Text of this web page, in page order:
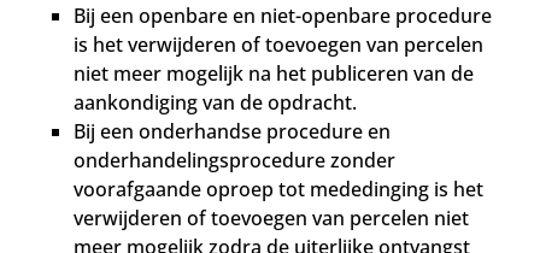
Bij een openbare en niet-openbare procedure
is het verwijderen of toevoegen van percelen
niet meer mogelijk na het publiceren van de
aankondiging van de opdracht.
Bij een onderhandse procedure en
onderhandelingsprocedure zonder
voorafgaande oproep tot mededinging is het
verwijderen of toevoegen van percelen niet
meer mogelijk zodra de uiterlijke ontvangst